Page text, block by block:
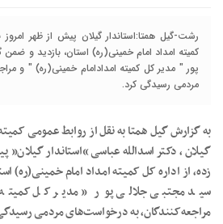
رشت-گیل همتا:استاندار گیلان پیش از ظهر
کمیته امداد امام خمینی(ره) استان، بازدید و
پور " مدیر کل کمیته امدادامام خمینی(ره) " و
مردمی رسیدگی کرد.
به گزارش گیل همتا به نقل از روابط عمومی
گیلان ، دکتر اسدالله عباسی “استاندار
زده، از اداره‌ کل کمیته امداد امام خمینی(ره)
سید مجتبی جلالی پور ” مدیر کل کمیته
مراجعه‌کنندگان، به درخواست‌های مردمی